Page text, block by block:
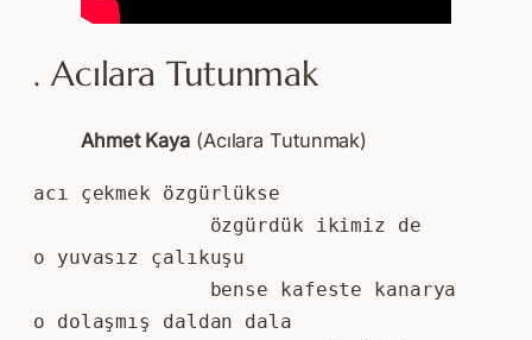
. Acılara Tutunmak
Ahmet Kaya (Acılara Tutunmak)
acı çekmek özgürlükse
               özgürdük ikimiz de
o yuvasız çalıkuşu
               bense kafeste kanarya
o dolaşmış daldan dala